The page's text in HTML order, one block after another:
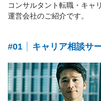
コンサルタント転職・キャ
運営会社のご紹介です。
#01 キャリア相談サ